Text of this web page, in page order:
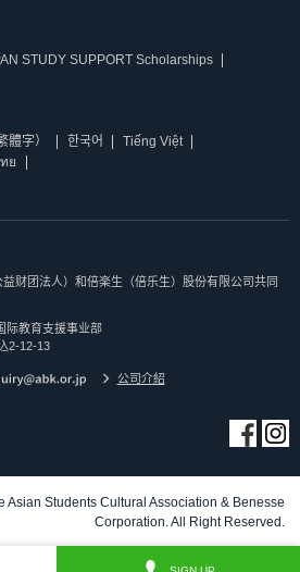
STUDY SUPPORT Scholarships
體字） 한국어
Tiếng Việt
ย
财团法人）和倍楽生（倍乐生）股份有限公司共同
际教育支援事业部
2-12-13
公司介紹
Asian Students Cultural Association & Benesse
Corporation. All Right Reserved.